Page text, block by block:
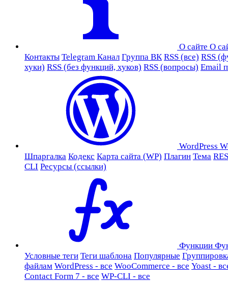
О сайте О
Контакты Telegram Канал Группа ВК RSS (все) RSS
хуки) RSS (без функций, хуков) RSS (вопросы) Email
WordPress
Шпаргалка Кодекс Карта сайта (WP) Плагин Тема
CLI Ресурсы (ссылки)
Функции
Условные теги Теги шаблона Популярные
файлам WordPress - все WooCommerce - все Yoast -
Contact Form 7 - все WP-CLI - все